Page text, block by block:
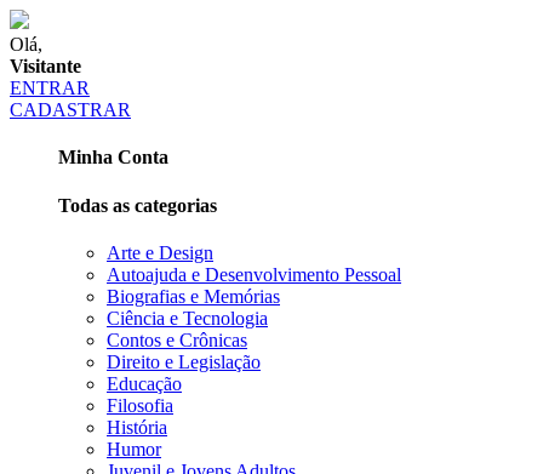
Olá,
Visitante
ENTRAR
CADASTRAR
Minha Conta
Todas as categorias
Arte e Design
Autoajuda e Desenvolvimento Pessoal
Biografias e Memórias
Ciência e Tecnologia
Contos e Crônicas
Direito e Legislação
Educação
Filosofia
História
Humor